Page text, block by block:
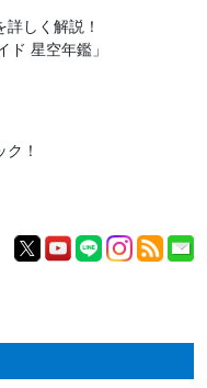
しく解説！
星空年鑑」
！